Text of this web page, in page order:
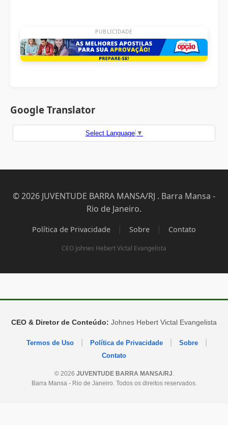
PUBLICIDADE
Google Translator
Select Language ▼
© 2026 JUVENTUDE BARRA MANSA/RJ . Barra Mansa -
Rio de Janeiro.
Política de Privacidade | Sobre | Contato
CEO Johnes Hebert Victal Evangelista
CEO & Diretor de Conteúdo: Johnes Hebert Victal Evangelista
Termos de Uso Política de Privacidade Sobre
Contato
© 2026 JUVENTUDE BARRA MANSA/RJ.
Barra Mansa - Rio de Janeiro. Todos os direitos reservados.